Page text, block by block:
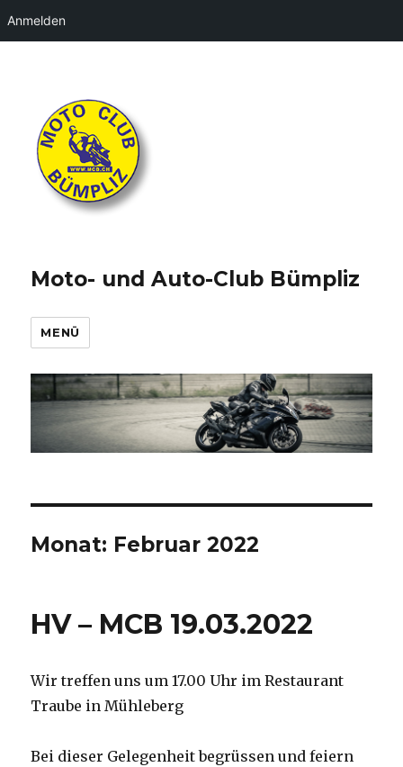
Anmelden
Moto- und Auto-Club Bümpliz
MENÜ
Monat: Februar 2022
HV – MCB 19.03.2022
Wir treffen uns um 17.00 Uhr im Restaurant
Traube in Mühleberg
Bei dieser Gelegenheit begrüssen und feiern